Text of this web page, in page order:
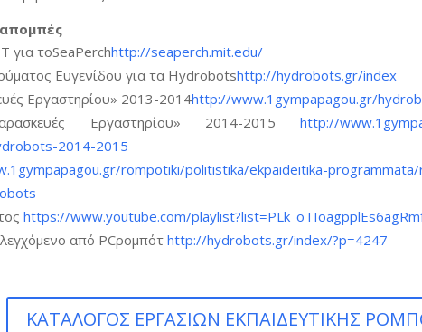
για τοSeaPerchhttp://seaperch.mit.edu/
Ευγενίδου για τα Hydrobotshttp://hydrobots.gr/index
Εργαστηρίου» 2013-2014http://www.1gympapagou.gr/
Εργαστηρίου» 2014-2015 http://
2014-2015
rompotiki/politistika/ekpaideitika-
https://www.youtube.com/
από PCρομπότhttp://hydrobots.gr/index/?p=4247
ΚΑΤΑΛΟΓΟΣ ΕΡΓΑΣΙΩΝ ΕΚΠΑΙΔΕΥΤΙΚΗΣ